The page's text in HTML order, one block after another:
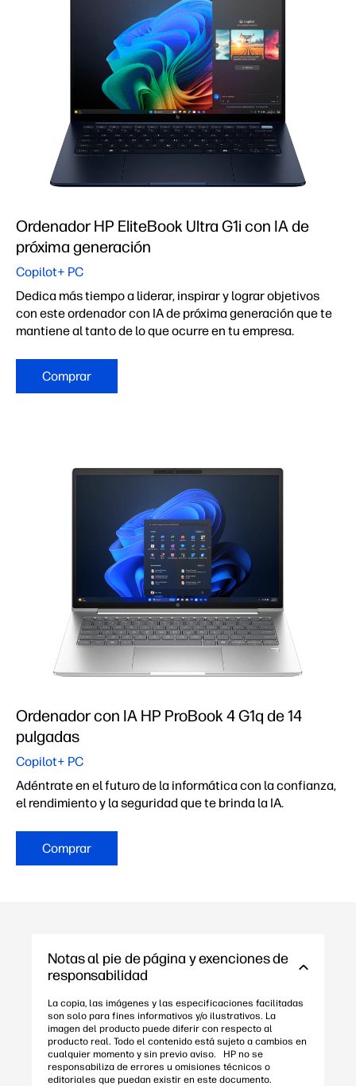
Ordenador HP EliteBook Ultra G1i con IA de
próxima generación
Copilot+ PC
Dedica más tiempo a liderar, inspirar y lograr objetivos
con este ordenador con IA de próxima generación que te
mantiene al tanto de lo que ocurre en tu empresa.
Comprar
Ordenador con IA HP ProBook 4 G1q de 14
pulgadas
Copilot+ PC
Adéntrate en el futuro de la informática con la confianza,
el rendimiento y la seguridad que te brinda la IA.
Comprar
Notas al pie de página y exenciones de
responsabilidad
La copia, las imágenes y las especificaciones facilitadas
son solo para fines informativos y/o ilustrativos. La
imagen del producto puede diferir con respecto al
producto real. Todo el contenido está sujeto a cambios en
cualquier momento y sin previo aviso. HP no se
responsabiliza de errores u omisiones técnicos o
editoriales que puedan existir en este documento.